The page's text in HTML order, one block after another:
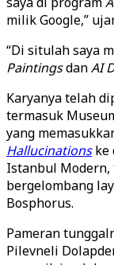
milik Google,”
“Di situlah saya
PaintingsdanAI
Karyanya telah
termasuk
yang
Hallucinationske
Istanbul Modern,
bergelombang
Bosphorus.
Pameran
Pilevneli